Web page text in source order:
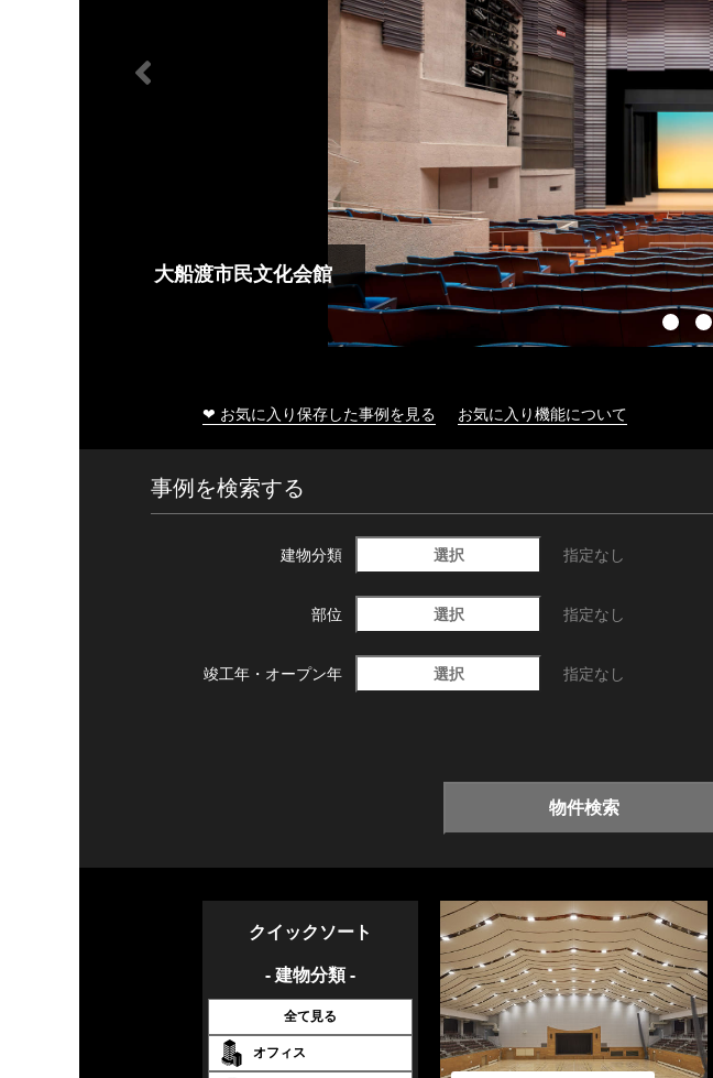
大船渡市民文化会館
❤ お気に入り保存した事例を見る お気に入り機能について
事例を検索する
建物分類 選択 指定なし
部位 選択 指定なし
竣工年・ オープン年 選択 指定なし
物件検索
クイックソート
- 建物分類 -
全て見る
オフィス